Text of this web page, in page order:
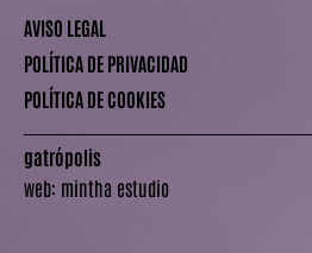
AVISO LEGAL
POLÍTICA DE PRIVACIDAD
POLÍTICA DE COOKIES
gatrópolis
web: mintha estudio